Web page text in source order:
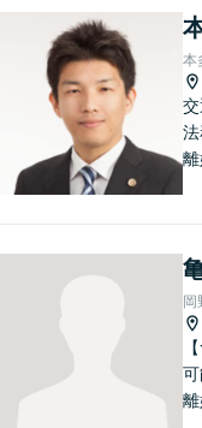
本
法
離
実
岡
離